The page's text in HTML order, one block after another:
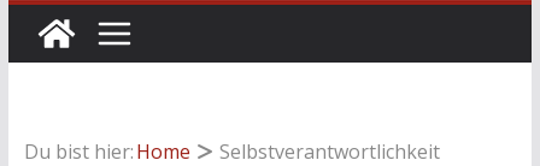
Du bist hier:Home Selbstverantwortlichkeit